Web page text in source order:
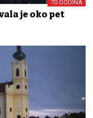
70 GODINA
je oko pet